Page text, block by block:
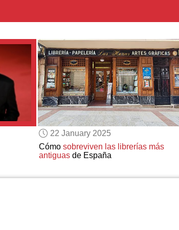
22 January 2025
Cómo sobreviven las librerías más
antiguasde España